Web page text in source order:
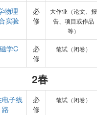
物理-
实验
必
修
大作业（论文、报
告、项目或作品
等）
学C
必
修
笔试（闭卷）
2春
电子线
路
必
修
笔试（闭卷）